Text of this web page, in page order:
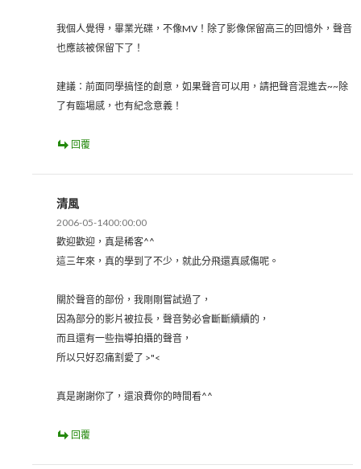
我個人覺得，畢業光碟，不像MV！除了影像保留高三的回憶外，聲音
也應該被保留下了！
建議：前面同學搞怪的創意，如果聲音可以用，請把聲音混進去~~除
了有臨場感，也有紀念意義！
回覆
清風
2006-05-1400:00:00
歡迎歡迎，真是稀客^^
這三年來，真的學到了不少，就此分飛還真感傷呢。
關於聲音的部份，我剛剛嘗試過了，
因為部分的影片被拉長，聲音勢必會斷斷續續的，
而且還有一些指導拍攝的聲音，
所以只好忍痛割愛了 >"<
真是謝謝你了，還浪費你的時間看^^
回覆